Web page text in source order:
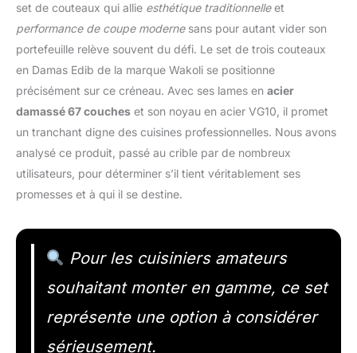
set de couteaux qui allie esthétique traditionnelleet
performance de coupe modernesans pour autant vider son
portefeuille relève souvent du défi. Le set de trois couteaux
en Damas Edib de la marque Wakoli se positionne
précisément sur ce créneau. Avec ses lames en acier
damassé 67 couches et son noyau en acier VG10, il promet
un tranchant digne des cuisines professionnelles. Nous avons
analysé ce produit, passé au crible par de nombreux
utilisateurs, pour déterminer s’il tient véritablement ses
promesses et à qui il se destine.
Pour les cuisiniers amateurs
souhaitant monter en gamme, ce set
représente une option à considérer
sérieusement.